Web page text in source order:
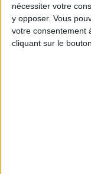
nécessiter votre
y opposer. Vous
votre consentement
cliquant sur le
Peut-on